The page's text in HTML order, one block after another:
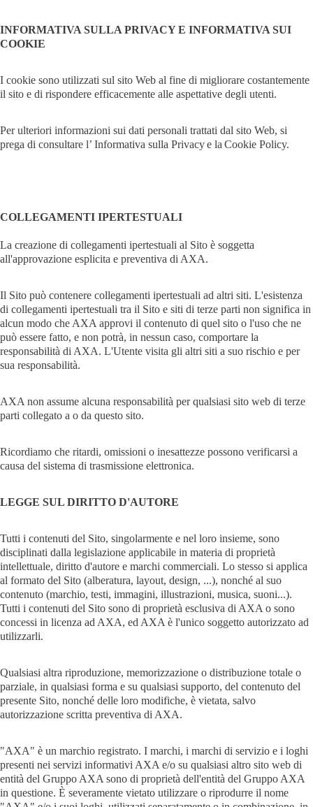
INFORMATIVA SULLA PRIVACY E INFORMATIVA SUI
COOKIE
I cookie sono utilizzati sul sito Web al fine di migliorare costantemente
il sito e di rispondere efficacemente alle aspettative degli utenti.
Per ulteriori informazioni sui dati personali trattati dal sito Web, si
prega di consultare l’ Informativa sulla Privacy e la Cookie Policy.
COLLEGAMENTI IPERTESTUALI
La creazione di collegamenti ipertestuali al Sito è soggetta
all'approvazione esplicita e preventiva di AXA.
Il Sito può contenere collegamenti ipertestuali ad altri siti. L'esistenza
di collegamenti ipertestuali tra il Sito e siti di terze parti non significa in
alcun modo che AXA approvi il contenuto di quel sito o l'uso che ne
può essere fatto, e non potrà, in nessun caso, comportare la
responsabilità di AXA. L'Utente visita gli altri siti a suo rischio e per
sua responsabilità.
AXA non assume alcuna responsabilità per qualsiasi sito web di terze
parti collegato a o da questo sito.
Ricordiamo che ritardi, omissioni o inesattezze possono verificarsi a
causa del sistema di trasmissione elettronica.
LEGGE SUL DIRITTO D'AUTORE
Tutti i contenuti del Sito, singolarmente e nel loro insieme, sono
disciplinati dalla legislazione applicabile in materia di proprietà
intellettuale, diritto d'autore e marchi commerciali. Lo stesso si applica
al formato del Sito (alberatura, layout, design, ...), nonché al suo
contenuto (marchio, testi, immagini, illustrazioni, musica, suoni...).
Tutti i contenuti del Sito sono di proprietà esclusiva di AXA o sono
concessi in licenza ad AXA, ed AXA è l'unico soggetto autorizzato ad
utilizzarli.
Qualsiasi altra riproduzione, memorizzazione o distribuzione totale o
parziale, in qualsiasi forma e su qualsiasi supporto, del contenuto del
presente Sito, nonché delle loro modifiche, è vietata, salvo
autorizzazione scritta preventiva di AXA.
"AXA" è un marchio registrato. I marchi, i marchi di servizio e i loghi
presenti nei servizi informativi AXA e/o su qualsiasi altro sito web di
entità del Gruppo AXA sono di proprietà dell'entità del Gruppo AXA
in questione. È severamente vietato utilizzare o riprodurre il nome